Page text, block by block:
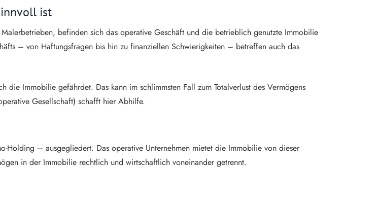
ist
befinden sich das operative Geschäft und die betrieblich genutzte Immobilie
– von Haftungsfragen bis hin zu finanziellen Schwierigkeiten – betreffen auch das
Immobilie gefährdet. Das kann im schlimmsten Fall zum Totalverlust des Vermögens
Gesellschaft) schafft hier Abhilfe.
– ausgegliedert. Das operative Unternehmen mietet die Immobilie von dieser
in der Immobilie rechtlich und wirtschaftlich voneinander getrennt.